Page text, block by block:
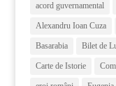
acord guvernamental
Alexandru Ioan Cuza
Basarabia Bilet de
Carte de Istorie